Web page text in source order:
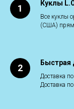
Куклы
Все куклы
(США)
Быстрая
Доставка
Доставка